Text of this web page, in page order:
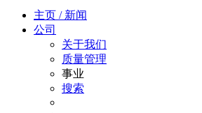
主页 / 新闻
公司
关于我们
质量管理
事业
搜索